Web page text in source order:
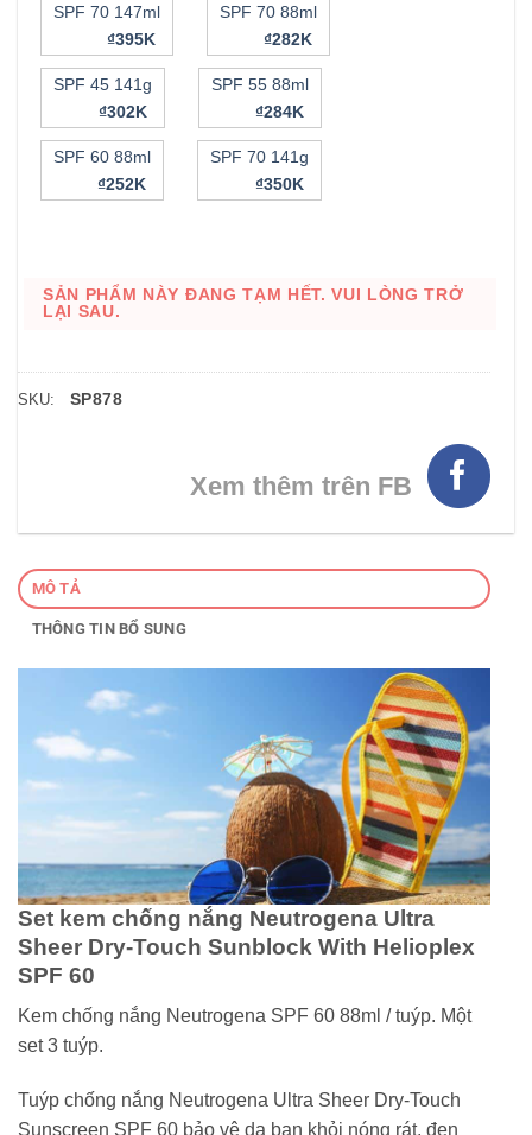
SPF 70 147ml
₫395K
SPF 70 88ml
₫282K
SPF 45 141g
₫302K
SPF 55 88ml
₫284K
SPF 60 88ml
₫252K
SPF 70 141g
₫350K
SẢN PHẨM NÀY ĐANG TẠM HẾT. VUI LÒNG TRỞ
LẠI SAU.
SKU: SP878
Xem thêm trên FB
MÔ TẢ
THÔNG TIN BỔ SUNG
Set kem chống nắng Neutrogena Ultra
Sheer Dry-Touch Sunblock With Helioplex
SPF 60
Kem chống nắng Neutrogena SPF 60 88ml / tuýp. Một
set 3 tuýp.
Tuýp chống nắng Neutrogena Ultra Sheer Dry-Touch
Sunscreen SPF 60 bảo vệ da bạn khỏi nóng rát, đen